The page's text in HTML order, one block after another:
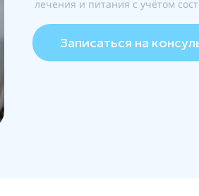
лечения и питания с учётом
Записаться на